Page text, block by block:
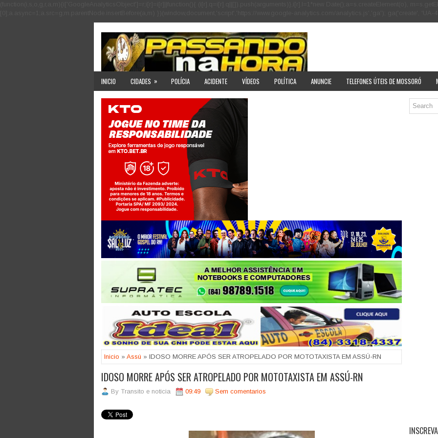
INICIO CIDADES » POLÍCIA ACIDENTE VÍDEOS POLÍTICA ANUNCIE TELEFONES ÚTEIS DE MOSSORÓ
Jogue com responsabilidade. 18+
Inicio » Assú » IDOSO MORRE APÓS SER ATROPELADO POR MOTOTAXISTA EM ASSÚ-RN
IDOSO MORRE APÓS SER ATROPELADO POR MOTOTAXISTA EM ASSÚ-RN
By Transito e noticia 09:49 Sem comentarios